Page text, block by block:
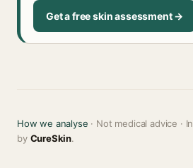
Get a free skin assessment →
How we analyse · Not medical advice ·
by CureSkin.